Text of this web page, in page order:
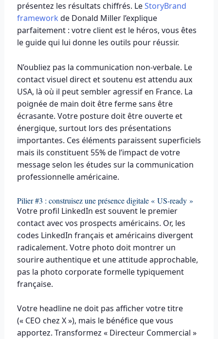
présentez les résultats chiffrés. LeStoryBrand
framework de Donald Miller l’explique
parfaitement : votre client est le héros, vous êtes
le guide qui lui donne les outils pour réussir.
N’oubliez pas la communication non-verbale. Le
contact visuel direct et soutenu est attendu aux
USA, là où il peut sembler agressif en France. La
poignée de main doit être ferme sans être
écrasante. Votre posture doit être ouverte et
énergique, surtout lors des présentations
importantes. Ces éléments paraissent superficiels
mais ils constituent 55% de l’impact de votre
message selon les études sur la communication
professionnelle américaine.
Pilier #3 : construisez une présence digitale « US-ready »
Votre profil LinkedIn est souvent le premier
contact avec vos prospects américains. Or, les
codes LinkedIn français et américains divergent
radicalement. Votre photo doit montrer un
sourire authentique et une attitude approchable,
pas la photo corporate formelle typiquement
française.
Votre headline ne doit pas afficher votre titre
(« CEO chez X »), mais le bénéfice que vous
apportez. Transformez « Directeur Commercial »